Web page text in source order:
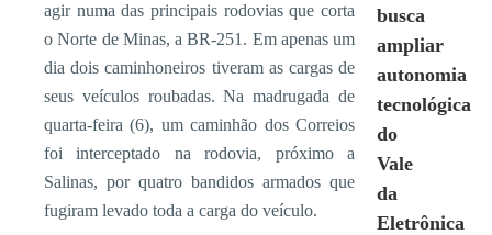
agir numa das principais rodovias que corta
o Norte de Minas, a BR-251. Em apenas um
dia dois caminhoneiros tiveram as cargas de
seus veículos roubadas. Na madrugada de
quarta-feira (6), um caminhão dos Correios
foi interceptado na rodovia, próximo a
Salinas, por quatro bandidos armados que
fugiram levado toda a carga do veículo.
busca
ampliar
autonomia
tecnológica
do
Vale
da
Eletrônica